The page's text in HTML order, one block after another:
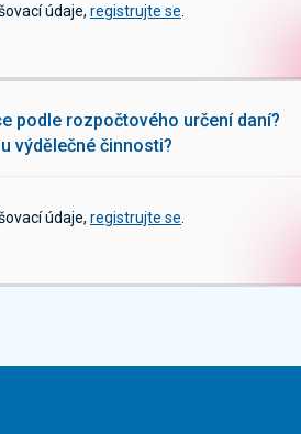
údaje, registrujte se
podle rozpočtového určení daní?
výdělečné činnosti?
údaje, registrujte se